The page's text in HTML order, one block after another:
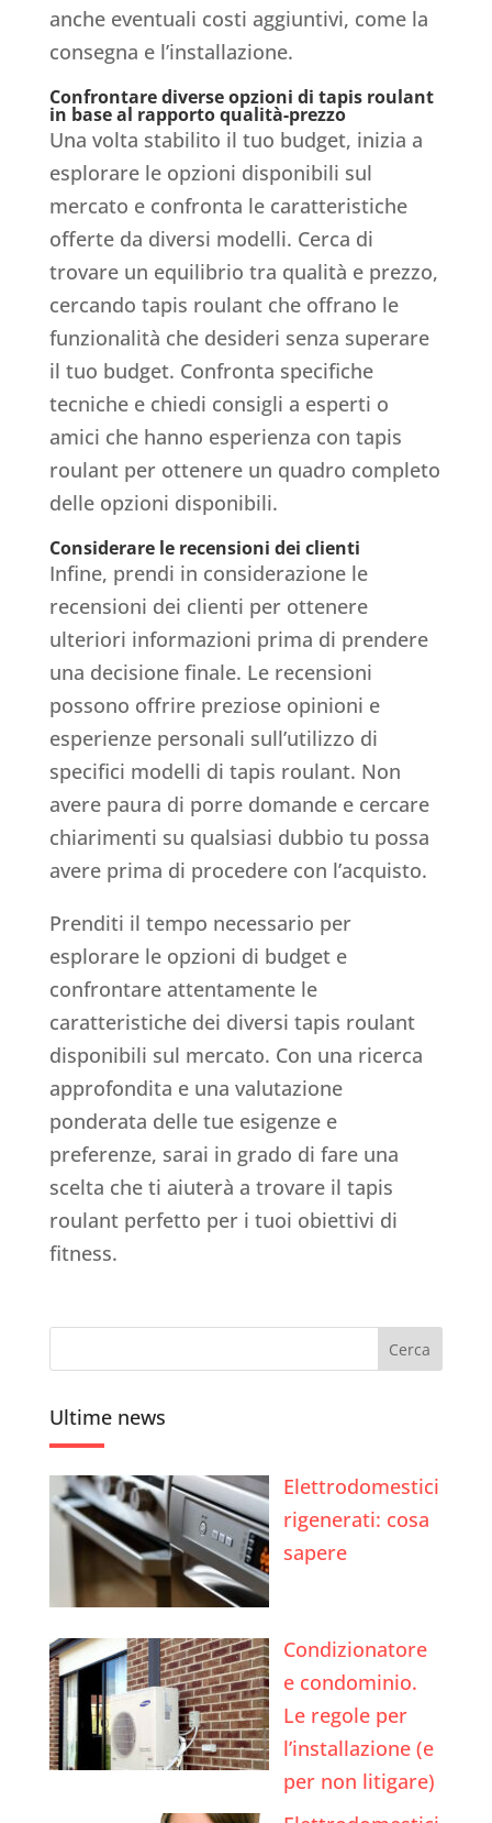
anche eventuali costi aggiuntivi, come la
consegna e l’installazione.
Confrontare diverse opzioni di tapis roulant
in base al rapporto qualità-prezzo
Una volta stabilito il tuo budget, inizia a
esplorare le opzioni disponibili sul
mercato e confronta le caratteristiche
offerte da diversi modelli. Cerca di
trovare un equilibrio tra qualità e prezzo,
cercando tapis roulant che offrano le
funzionalità che desideri senza superare
il tuo budget. Confronta specifiche
tecniche e chiedi consigli a esperti o
amici che hanno esperienza con tapis
roulant per ottenere un quadro completo
delle opzioni disponibili.
Considerare le recensioni dei clienti
Infine, prendi in considerazione le
recensioni dei clienti per ottenere
ulteriori informazioni prima di prendere
una decisione finale. Le recensioni
possono offrire preziose opinioni e
esperienze personali sull’utilizzo di
specifici modelli di tapis roulant. Non
avere paura di porre domande e cercare
chiarimenti su qualsiasi dubbio tu possa
avere prima di procedere con l’acquisto.
Prenditi il tempo necessario per
esplorare le opzioni di budget e
confrontare attentamente le
caratteristiche dei diversi tapis roulant
disponibili sul mercato. Con una ricerca
approfondita e una valutazione
ponderata delle tue esigenze e
preferenze, sarai in grado di fare una
scelta che ti aiuterà a trovare il tapis
roulant perfetto per i tuoi obiettivi di
fitness.
Ultime news
Elettrodomestici
rigenerati: cosa
sapere
Condizionatore
e condominio.
Le regole per
l’installazione (e
per non litigare)